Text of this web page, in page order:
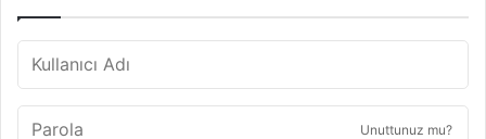
Unuttunuz mu?